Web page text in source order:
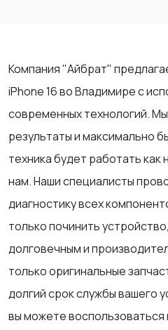
Компания "Айбрат"
iPhone 16 во Владимире с
современных технологий.
результаты и максимально
техника будет работать
нам. Наши специалисты
диагностику всех
только починить
долговечным и
только оригинальные
долгий срок службы вашего
вы можете воспользоваться